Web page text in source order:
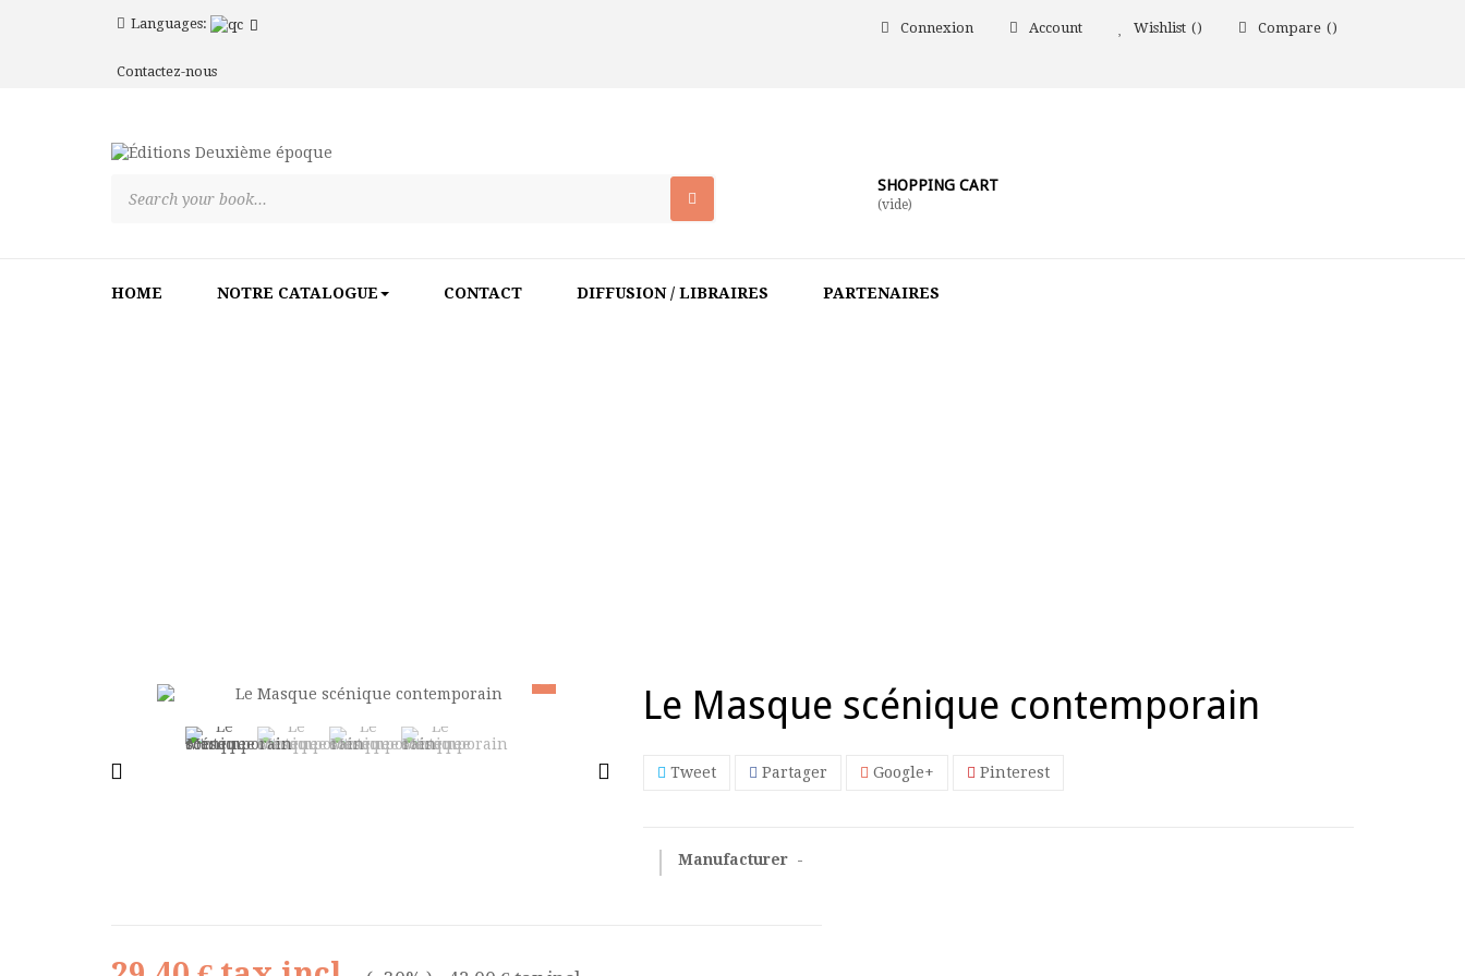
Languages: Connexion Account Wishlist Compare
Contactez-nous
SHOPPING CART
(vide)
HOME NOTRE CATALOGUE CONTACT DIFFUSION / LIBRAIRES PARTENAIRES
Le Masque scénique contemporain
Tweet Partager Google+ Pinterest
Manufacturer -